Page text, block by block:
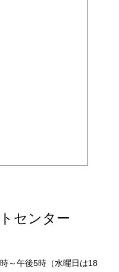
センター
～午後5時（水曜日は18